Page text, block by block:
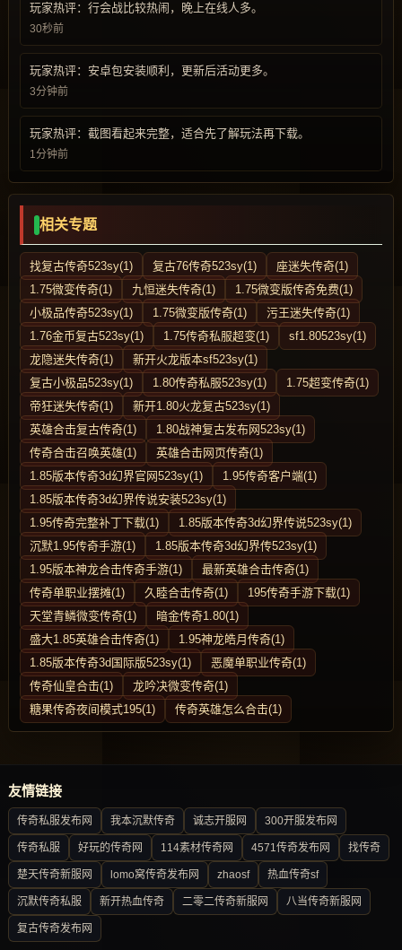
玩家热评：行会战比较热闹，晚上在线人多。
30秒前
玩家热评：安卓包安装顺利，更新后活动更多。
3分钟前
玩家热评：截图看起来完整，适合先了解玩法再下载。
1分钟前
相关专题
找复古传奇523sy(1) 复古76传奇523sy(1)
座迷失传奇(1)
1.75微变传奇(1)
九恒迷失传奇(1)
1.75微变版传奇免费(1)
小极品传奇523sy(1)
1.75微变版传奇(1)
污王迷失传奇(1)
1.76金币复古523sy(1)
1.75传奇私服超变(1)
sf1.80523sy(1)
龙隐迷失传奇(1)
新开火龙版本sf523sy(1)
复古小极品523sy(1)
1.80传奇私服523sy(1)
1.75超变传奇(1)
帝狂迷失传奇(1)
新开1.80火龙复古523sy(1)
英雄合击复古传奇(1)
1.80战神复古发布网523sy(1)
传奇合击召唤英雄(1)
英雄合击网页传奇(1)
1.85版本传奇3d幻界官网523sy(1)
1.95传奇客户端(1)
1.85版本传奇3d幻界传说安装523sy(1)
1.95传奇完整补丁下载(1)
1.85版本传奇3d幻界传说523sy(1)
沉默1.95传奇手游(1)
1.85版本传奇3d幻界传523sy(1)
1.95版本神龙合击传奇手游(1)
最新英雄合击传奇(1)
传奇单职业摆摊(1)
久睦合击传奇(1)
195传奇手游下载(1)
天堂青鳞微变传奇(1)
暗金传奇1.80(1)
盛大1.85英雄合击传奇(1)
1.95神龙皓月传奇(1)
1.85版本传奇3d国际版523sy(1)
恶魔单职业传奇(1)
传奇仙皇合击(1)
龙吟决微变传奇(1)
糖果传奇夜间模式195(1)
传奇英雄怎么合击(1)
友情链接
传奇私服发布网 我本沉默传奇 诚志开服网 300开服发布网
传奇私服 好玩的传奇网 114素材传奇网 4571传奇发布网 找传奇
楚天传奇新服网 lomo窝传奇发布网 zhaosf 热血传奇sf
沉默传奇私服 新开热血传奇 二零二传奇新服网 八当传奇新服网
复古传奇发布网